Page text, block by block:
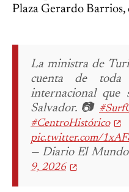
Plaza Gerardo
La ministra de
cuenta de toda
internacional que
Salvador. 📷
#CentroHistórico
pic.twitter.com/
— Diario El
9, 2026